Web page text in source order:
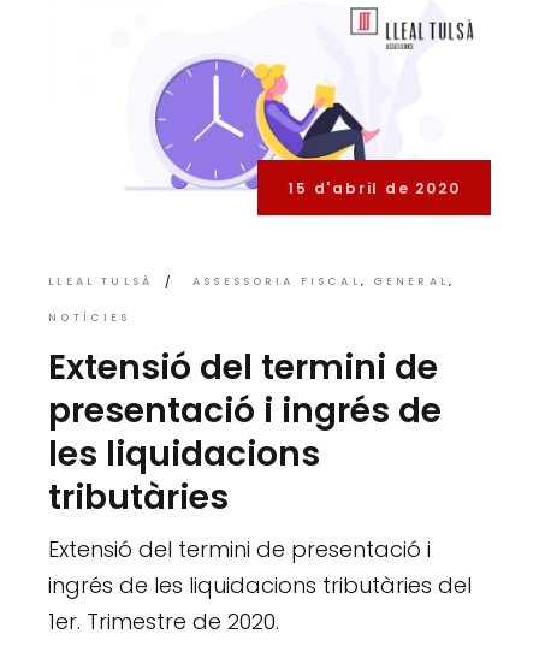
15 d'abril de 2020
LLEAL TULSÀ ASSESSORIA FISCAL GENERAL
NOTÍCIES
Extensió del termini de
presentació i ingrés de
les liquidacions
tributàries
Extensió del termini de presentació i
ingrés de les liquidacions tributàries del
1er. Trimestre de 2020.